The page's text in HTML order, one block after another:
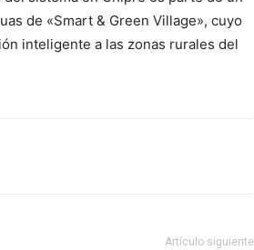
de «Smart & Green Village», cuyo
inteligente a las zonas rurales del
Artículo siguiente